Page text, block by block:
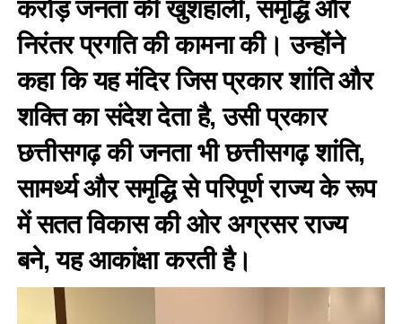
करोड़ जनता की खुशहाली, समृद्धि और
निरंतर प्रगति की कामना की। उन्होंने
कहा कि यह मंदिर जिस प्रकार शांति और
शक्ति का संदेश देता है, उसी प्रकार
छत्तीसगढ़ की जनता भी छत्तीसगढ़ शांति,
सामर्थ्य और समृद्धि से परिपूर्ण राज्य के रूप
में सतत विकास की ओर अग्रसर राज्य
बने, यह आकांक्षा करती है।